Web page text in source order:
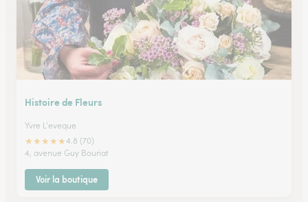
Histoire de Fleurs
Yvre L'eveque
★★★★★4.8 (70)
4, avenue Guy Bouriat
Voir la boutique